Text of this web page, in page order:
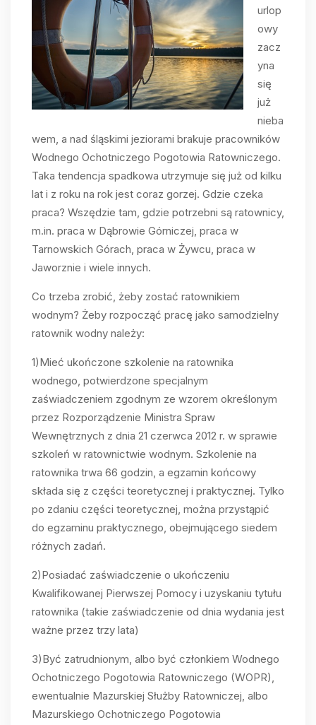
urlop
owy
zacz
yna
się
już
nieba
wem, a nad śląskimi jeziorami brakuje pracowników
Wodnego Ochotniczego Pogotowia Ratowniczego.
Taka tendencja spadkowa utrzymuje się już od kilku
lat i z roku na rok jest coraz gorzej. Gdzie czeka
praca? Wszędzie tam, gdzie potrzebni są ratownicy,
m.in. praca w Dąbrowie Górniczej, praca w
Tarnowskich Górach, praca w Żywcu, praca w
Jaworznie i wiele innych.
Co trzeba zrobić, żeby zostać ratownikiem
wodnym? Żeby rozpocząć pracę jako samodzielny
ratownik wodny należy:
1)Mieć ukończone szkolenie na ratownika
wodnego, potwierdzone specjalnym
zaświadczeniem zgodnym ze wzorem określonym
przez Rozporządzenie Ministra Spraw
Wewnętrznych z dnia 21 czerwca 2012 r. w sprawie
szkoleń w ratownictwie wodnym. Szkolenie na
ratownika trwa 66 godzin, a egzamin końcowy
składa się z części teoretycznej i praktycznej. Tylko
po zdaniu części teoretycznej, można przystąpić
do egzaminu praktycznego, obejmującego siedem
różnych zadań.
2)Posiadać zaświadczenie o ukończeniu
Kwalifikowanej Pierwszej Pomocy i uzyskaniu tytułu
ratownika (takie zaświadczenie od dnia wydania jest
ważne przez trzy lata)
3)Być zatrudnionym, albo być członkiem Wodnego
Ochotniczego Pogotowia Ratowniczego (WOPR),
ewentualnie Mazurskiej Służby Ratowniczej, albo
Mazurskiego Ochotniczego Pogotowia